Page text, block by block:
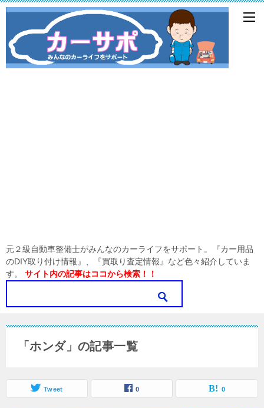
元２級自動車整備士がみんなのカーライフをサポート。『カー用品
のDIY取り付け情報』、『買取り査定情報』など色々紹介していま
す。 サイト内の記事はココから検索！！
「ホンダ」の記事一覧
Tweet 0 0